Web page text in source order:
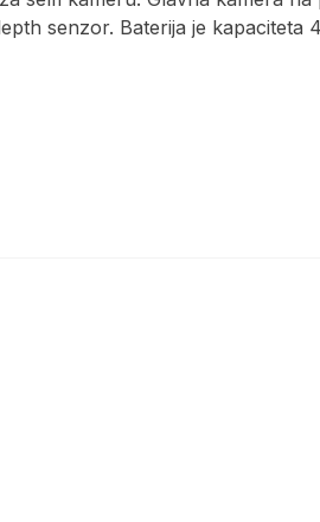
senzor. Baterija je kapaciteta